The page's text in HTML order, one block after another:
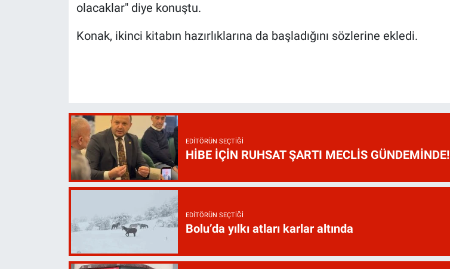
olacaklar" diye konuştu.
Konak, ikinci kitabın hazırlıklarına da başladığını sözlerine ekledi.
EDITÖRÜN SEÇTIĞI
HİBE İÇİN RUHSAT ŞARTI MECLİS GÜNDEMİNDE!
EDITÖRÜN SEÇTIĞI
Bolu’da yılkı atları karlar altında